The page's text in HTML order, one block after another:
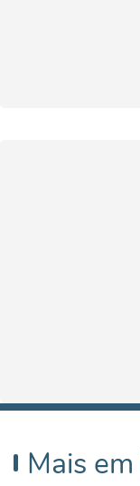
Mais em